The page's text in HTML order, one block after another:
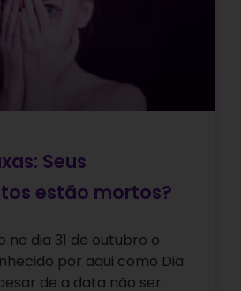
Seus
estão mortos?
no dia 31 de outubro o
por aqui como Dia
de a data não ser